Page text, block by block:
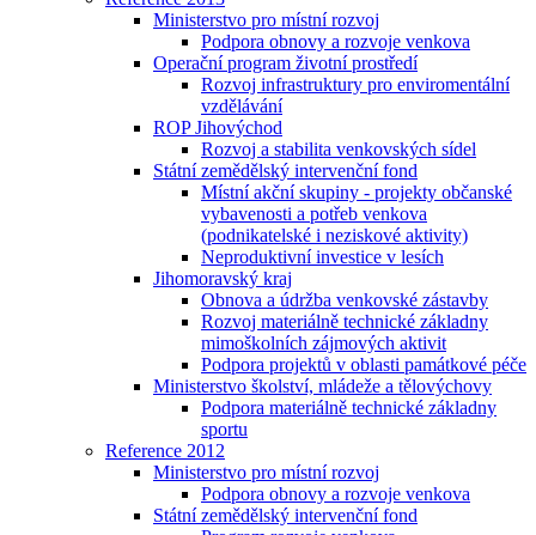
Ministerstvo pro místní rozvoj
Podpora obnovy a rozvoje venkova
Operační program životní prostředí
Rozvoj infrastruktury pro enviromentální
vzdělávání
ROP Jihovýchod
Rozvoj a stabilita venkovských sídel
Státní zemědělský intervenční fond
Místní akční skupiny - projekty občanské
vybavenosti a potřeb venkova
(podnikatelské i neziskové aktivity)
Neproduktivní investice v lesích
Jihomoravský kraj
Obnova a údržba venkovské zástavby
Rozvoj materiálně technické základny
mimoškolních zájmových aktivit
Podpora projektů v oblasti památkové péče
Ministerstvo školství, mládeže a tělovýchovy
Podpora materiálně technické základny
sportu
Reference 2012
Ministerstvo pro místní rozvoj
Podpora obnovy a rozvoje venkova
Státní zemědělský intervenční fond